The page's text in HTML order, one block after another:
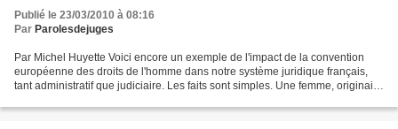
Publié le 23/03/2010 à 08:16
Par Parolesdejuges
Par Michel Huyette Voici encore un exemple de l'impact de la convention
européenne des droits de l'homme dans notre système juridique français,
tant administratif que judiciaire. Les faits sont simples. Une femme, originaire